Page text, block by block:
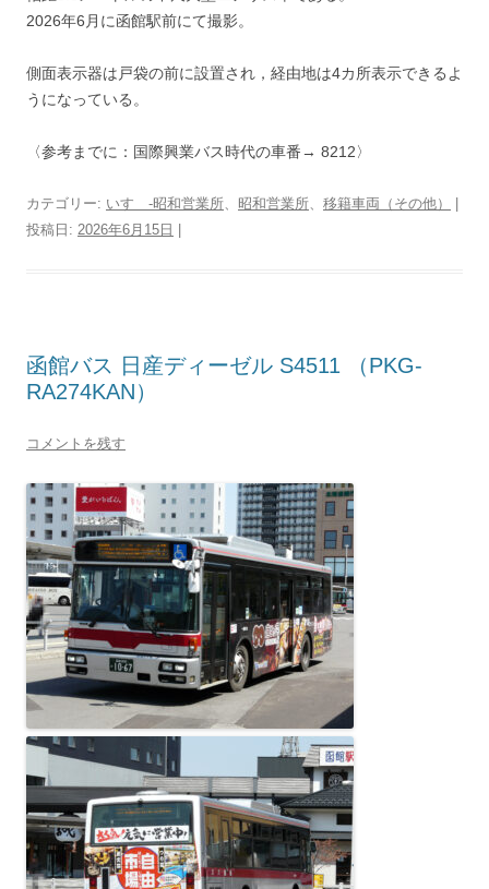
2026年6月に函館駅前にて撮影。
側面表示器は戸袋の前に設置され，経由地は4カ所表示できるよ
うになっている。
〈参考までに：国際興業バス時代の車番→ 8212〉
カテゴリー: いすゞ-昭和営業所 昭和営業所 移籍車両（その他）
投稿日: 2026年6月15日
函館バス 日産ディーゼル S4511 （PKG-
RA274KAN）
コメントを残す